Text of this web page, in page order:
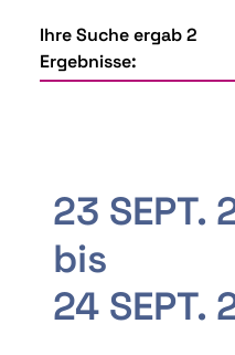
Ihre Suche ergab 2
Ergebnisse:
23 SEPT.
bis
24 SEPT.